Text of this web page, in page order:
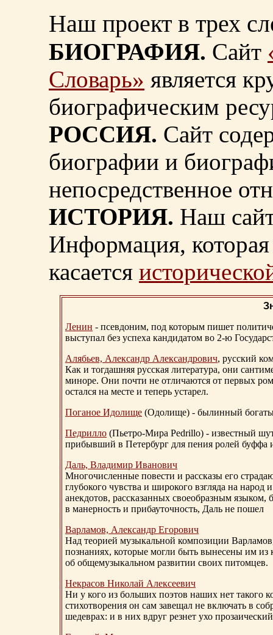
Наш проект в трех
БИОГРАФИЯ. Сайт
Словарь» является
биографическим
РОССИЯ. Сайт
биографии и
непосредственное
ИСТОРИЯ. Наш
Информация, которая
касается
Ленин - псевдоним, под которым пишет
выступал без успеха кандидатом во 2-ю
Алябьев, Александр Александрович, русский
Как и тогдашняя русская литература, они
миноре. Они почти не отличаются от первых
остался на месте и теперь устарел.
Поганое Идолище (Одолище) - былинный
Педрилло (Пьетро-Мира Pedrillo) - известный
прибывший в Петербург для пения ролей буффа
Даль, Владимир Иванович
Многочисленные повести и рассказы его
глубокого чувства и широкого взгляда на
анекдотов, рассказанных своеобразным
в манерность и прибауточность, Даль не пошел
Варламов, Александр Егорович
Над теорией музыкальной композиции
познаниях, которые могли быть вынесены им из
об общемузыкальном развитии своих питомцев.
Некрасов Николай Алексеевич
Ни у кого из больших поэтов наших нет такого
стихотворения он сам завещал не включать в
шедеврах: и в них вдруг резнет ухо